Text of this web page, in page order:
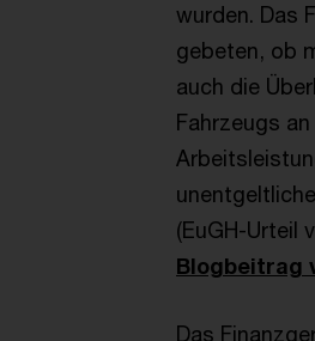
wurden. Das
gebeten, ob
auch die
Fahrzeugs
(EuGH-Urteil
Blogbeitrag
Das